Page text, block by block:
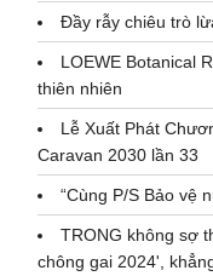
Đầy rẫy chiêu trò
LOEWE Botanical
thiên nhiên
Lễ Xuất Phát
Caravan 2030 lần 33
“Cùng P/S Bảo vệ
TRONG không sợ
chông gai 2024',